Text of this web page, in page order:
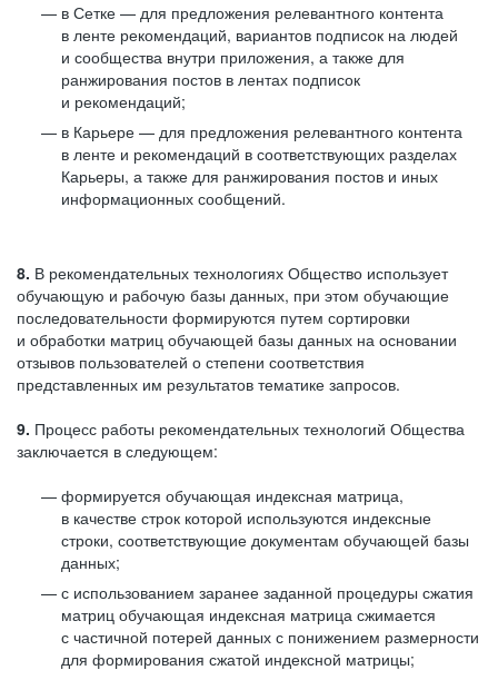
в Сетке — для предложения релевантного контента
в ленте рекомендаций, вариантов подписок на людей
и сообщества внутри приложения, а также для
ранжирования постов в лентах подписок
и рекомендаций;
в Карьере — для предложения релевантного контента
в ленте и рекомендаций в соответствующих разделах
Карьеры, а также для ранжирования постов и иных
информационных сообщений.
8. В рекомендательных технологиях Общество использует
обучающую и рабочую базы данных, при этом обучающие
последовательности формируются путем сортировки
и обработки матриц обучающей базы данных на основании
отзывов пользователей о степени соответствия
представленных им результатов тематике запросов.
9. Процесс работы рекомендательных технологий Общества
заключается в следующем:
формируется обучающая индексная матрица,
в качестве строк которой используются индексные
строки, соответствующие документам обучающей базы
данных;
с использованием заранее заданной процедуры сжатия
матриц обучающая индексная матрица сжимается
с частичной потерей данных с понижением размерности
для формирования сжатой индексной матрицы;